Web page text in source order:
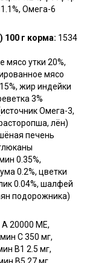
Омега-6
100 г корма: 1534
мясо утки 20%,
мясо
жир индейки
3%
Омега-3,
лён)
печень
0.35%,
0.2%, цветки
0.04%, шалфей
подорожника)
20000 МЕ,
C 350 мг,
B1 2.5 мг,
B5 27 мг,